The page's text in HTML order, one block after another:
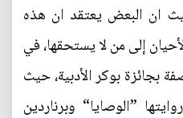
ان البعض يعتقد ان هذه
إلى من لا يستحقها، في
بجائزة بوكر الأدبية، حيث
”الوصايا“ وبرناردين